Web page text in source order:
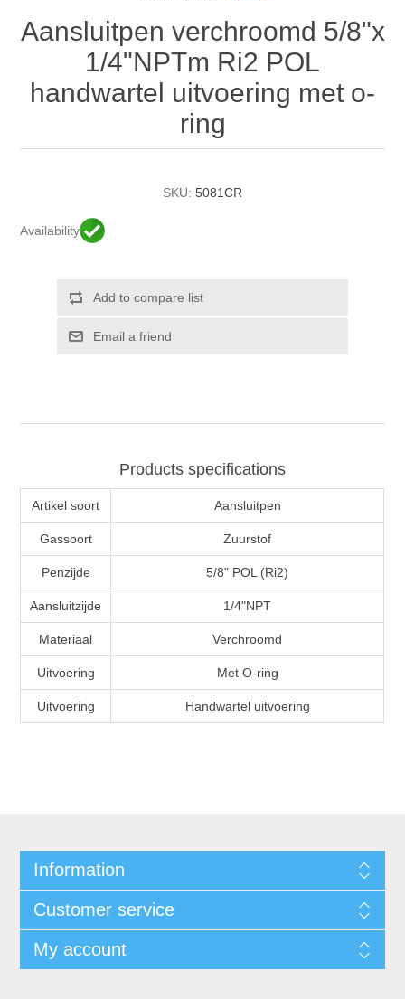
Aansluitpen verchroomd 5/8"x
1/4"NPTm Ri2 POL
handwartel uitvoering met o-
ring
SKU: 5081CR
Availability
Products specifications
Artikel soort Aansluitpen
Gassoort Zuurstof
Penzijde 5/8" POL (Ri2)
Aansluitzijde 1/4"NPT
Materiaal Verchroomd
Uitvoering Met O-ring
Uitvoering Handwartel uitvoering
Information
Customer service
My account